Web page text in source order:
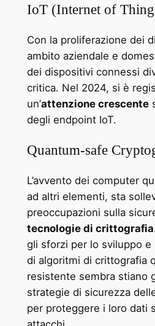
IoT (Internet of
Con la proliferazione dei
ambito aziendale e
dei dispositivi connessi
critica. Nel 2024, si è
un’attenzione crescente
degli endpoint IoT.
Quantum-safe
L’avvento dei computer
ad altri elementi, sta
preoccupazioni sulla
tecnologie di crittografia
gli sforzi per lo sviluppo e
di algoritmi di crittografia
resistente sembra stiano
strategie di sicurezza
per proteggere i loro dati